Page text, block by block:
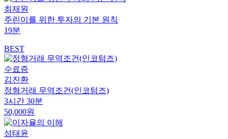
최재원
주린이를 위한 투자의 기본 원칙
19분
BEST
수료증
김진환
정형거래 무역조건(인코텀즈)
3시간 30분
50,000원
성태윤